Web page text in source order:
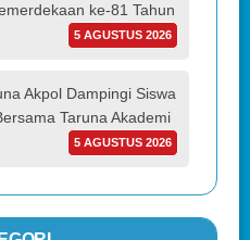
ke-81 Tahun
5 AGUSTUS 2026
Akpol Dampingi Siswa
Taruna Akademi
5 AGUSTUS 2026